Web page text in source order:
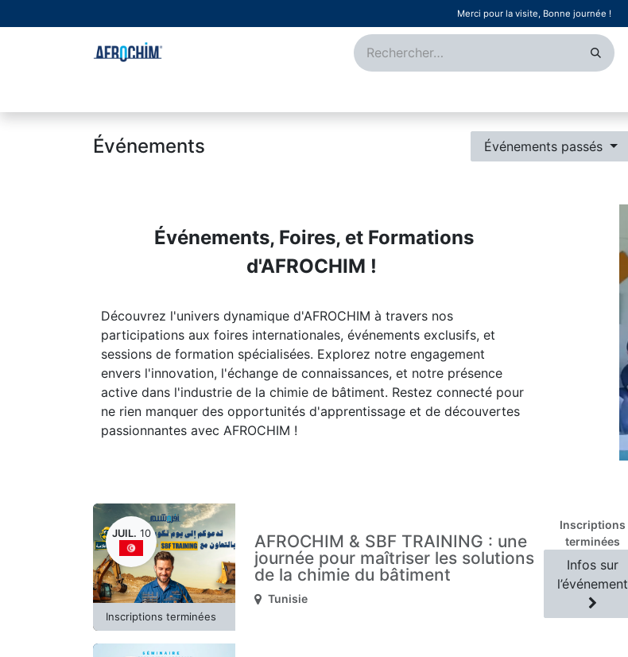
Merci pour la visite, Bonne journée !
Événements Événements passés
Événements, Foires, et Formations
d'AFROCHIM !
Découvrez l'univers dynamique d'AFROCHIM à travers nos
participations aux foires internationales, événements exclusifs, et
sessions de formation spécialisées. Explorez notre engagement
envers l'innovation, l'échange de connaissances, et notre présence
active dans l'industrie de la chimie de bâtiment. Restez connecté pour
ne rien manquer des opportunités d'apprentissage et de découvertes
passionnantes avec AFROCHIM !
JUIL. 10
Inscriptions terminées
AFROCHIM & SBF TRAINING : une
journée pour maîtriser les solutions
de la chimie du bâtiment
Tunisie
Inscriptions
terminées
Infos sur
l’événement